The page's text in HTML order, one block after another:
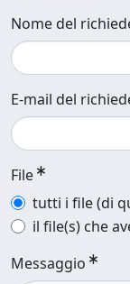
Nome del
E-mail del
File
tutti i file (di
il file(s) che
Messaggio